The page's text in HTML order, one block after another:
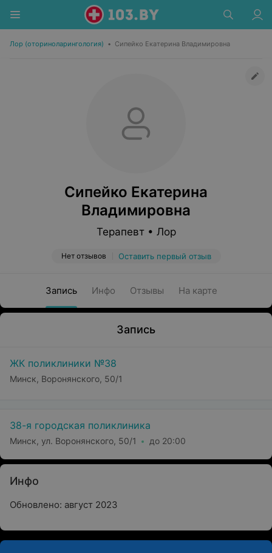
Лор (оториноларингология) • Сипейко Екатерина Владимировна
Сипейко Екатерина
Владимировна
Терапевт • Лор
Нет отзывов Оставить первый отзыв
Запись Инфо Отзывы На карте
Запись
ЖК поликлиники №38
Минск, Воронянского, 50/1
38-я городская поликлиника
Минск, ул. Воронянского, 50/1 до 20:00
Инфо
Обновлено: август 2023